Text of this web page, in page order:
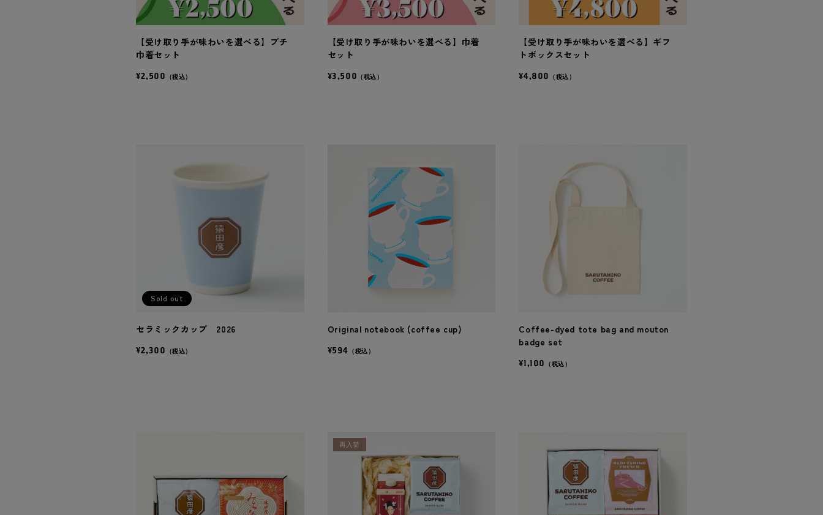
【受け取り手が味わいを選べる】プチ
巾着セット
¥2,500 （税込）
【受け取り手が味わいを選べる】巾着
セット
¥3,500 （税込）
【受け取り手が味わいを選べる】ギフ
トボックスセット
¥4,800 （税込）
Sold out
セラミックカップ 2026
¥2,300 （税込）
Original notebook (coffee cup)
¥594 （税込）
Coffee-dyed tote bag and mouton
badge set
¥1,100 （税込）
再入荷